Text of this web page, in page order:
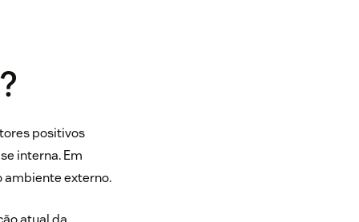
positivos
interna. Em
ambiente externo.